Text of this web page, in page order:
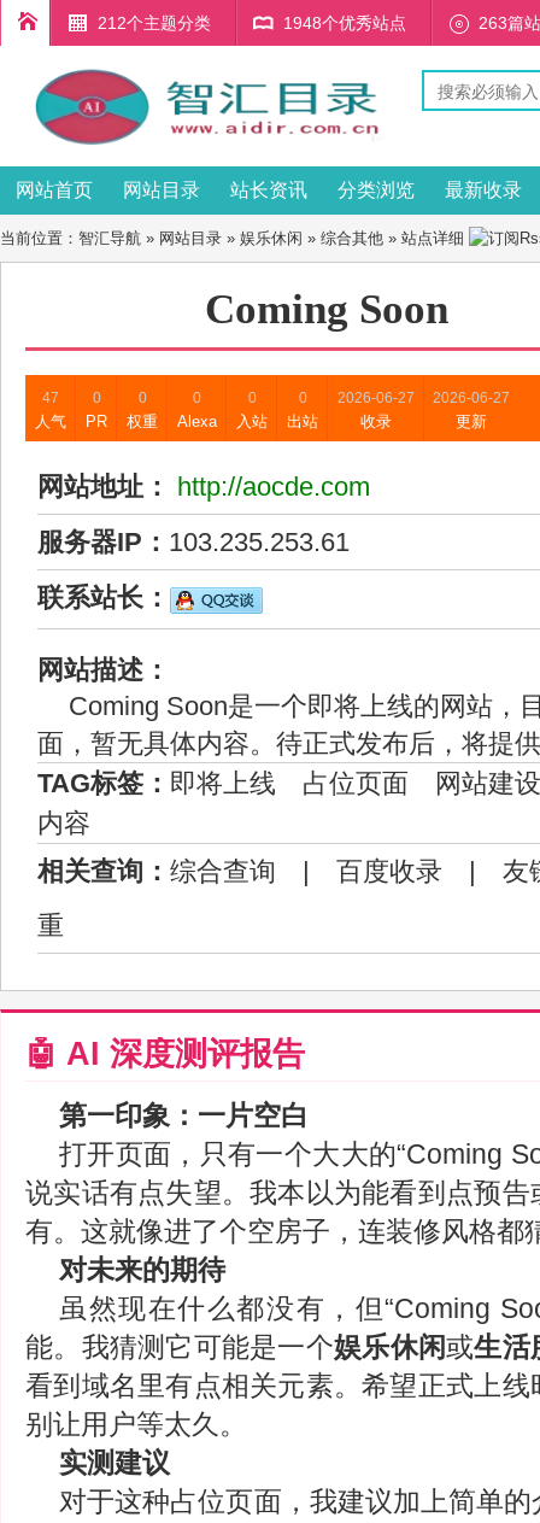
212个主题分类 1948个优秀站点 263篇
网站首页 网站目录 站长资讯 分类浏览 最新收录
当前位置： 智汇导航 » 网站目录 » 娱乐休闲 » 综合其他 » 站点详细
Coming Soon
47
人气
0
PR
0
权重
0
Alexa
0
入站
0
出站
2026-06-27
收录
2026-06-27
更新
网站地址：
http://aocde.com
服务器IP： 103.235.253.61
联系站长：
网站描述：
Coming Soon是一个即将上线的网站，
面，暂无具体内容。待正式发布后，将提
TAG标签： 即将上线 占位页面
网站建设
内容
相关查询： 综合查询 | 百度收录 | 友
重
🤖 AI 深度测评报告
第一印象：一片空白
打开页面，只有一个大大的“Coming
说实话有点失望。我本以为能看到点预
有。这就像进了个空房子，连装修风格都
对未来的期待
虽然现在什么都没有，但“Coming
能。我猜测它可能是一个娱乐休闲或生活
看到域名里有点相关元素。希望正式上
别让用户等太久。
实测建议
对于这种占位页面，我建议加上简单